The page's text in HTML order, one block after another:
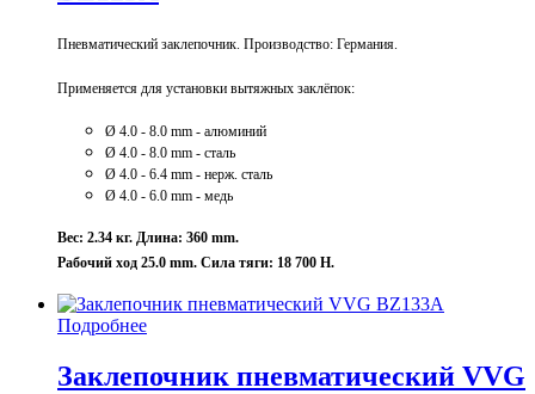
Пневматический заклепочник. Производство: Германия.
Применяется для установки вытяжных заклёпок:
Ø 4.0 - 8.0 mm - алюминий
Ø 4.0 - 8.0 mm - сталь
Ø 4.0 - 6.4 mm - нерж. сталь
Ø 4.0 - 6.0 mm - медь
Вес: 2.34 кг. Длина: 360 mm.
Рабочий ход 25.0 mm. Сила тяги: 18 700 Н.
Подробнее
Заклепочник пневматический VVG